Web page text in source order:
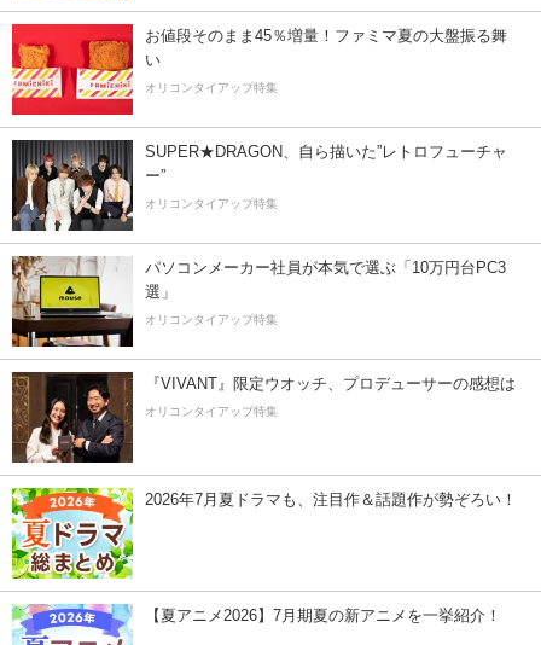
お値段そのまま45％増量！ファミマ夏の大盤振る舞
い
オリコンタイアップ特集
SUPER★DRAGON、自ら描いた”レトロフューチャ
ー”
オリコンタイアップ特集
パソコンメーカー社員が本気で選ぶ「10万円台PC3
選」
オリコンタイアップ特集
『VIVANT』限定ウオッチ、プロデューサーの感想は
オリコンタイアップ特集
2026年7月夏ドラマも、注目作＆話題作が勢ぞろい！
【夏アニメ2026】7月期夏の新アニメを一挙紹介！